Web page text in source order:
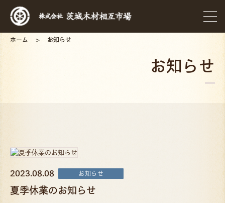
ホーム お知らせ
お知らせ
2023.08.08 お知らせ
夏季休業のお知らせ